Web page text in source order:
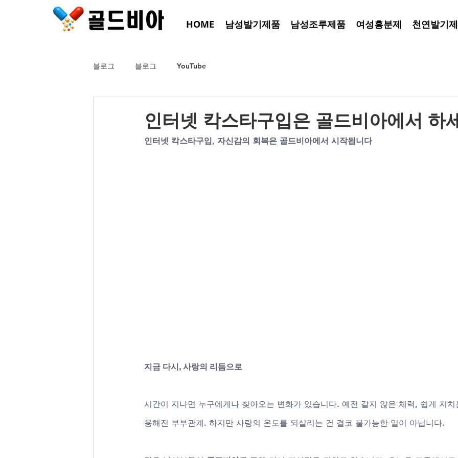
HOME 남성발기제품 남성조루제품 여성흥분제 천연발기제
블로그 블로그 YouTube
인터넷 칵스타구입은 골드비아에서 하
인터넷 칵스타구입, 자신감의 회복은 골드비아에서 시작됩니다
지금 다시, 사랑의 리듬으로
시간이 지나면 누구에게나 찾아오는 변화가 있습니다. 예전 같지 않은 체력, 쉽게 지
용해진 부부관계. 하지만 사랑의 온도를 되살리는 건 결코 불가능한 일이 아닙니다.